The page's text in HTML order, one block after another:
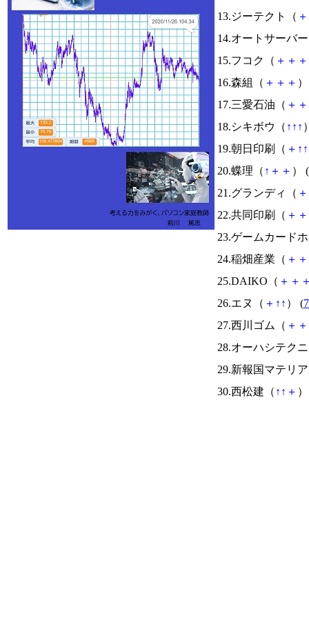
13.ジーテクト（ ＋
14.オートサーバ
15.フコク（ ＋ ＋ ＋
16.森組（ ＋ ＋ ＋
17.三愛石油（ ＋ ＋
18.シキボウ（ ↑ ↑ ↑
19.朝日印刷（ ＋ ↑ ↑
20.蝶理（ ↑ ＋ ＋ ） (
21.グランディ（ ＋
22.共同印刷（ ＋ ＋
23.ゲームカード
24.稲畑産業（ ＋ ＋
25.DAIKO（ ＋ ＋
26.エヌ（ ＋ ↑ ↑ ） (
27.西川ゴム（ ＋ ＋
28.オーハシテク
29.新報国マテリ
30.西松建（ ↑ ↑ ＋